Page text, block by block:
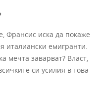
Франсис иска да покаже
италиански емигранти.
мечта заварват? Власт,
си усилия в това